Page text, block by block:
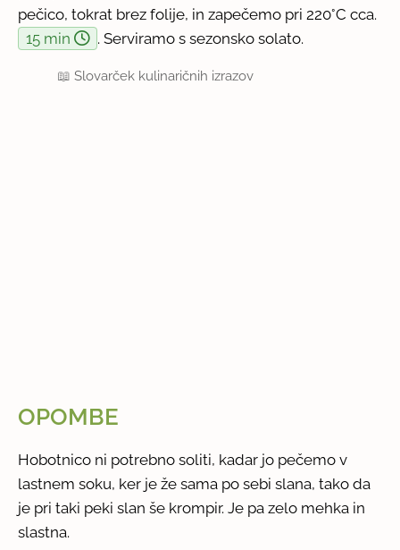
pečico, tokrat brez folije, in zapečemo pri 220°C cca.
15 min
. Serviramo s sezonsko solato.
📖Slovarček kulinaričnih izrazov
OPOMBE
Hobotnico ni potrebno soliti, kadar jo pečemo v
lastnem soku, ker je že sama po sebi slana, tako da
je pri taki peki slan še krompir. Je pa zelo mehka in
slastna.